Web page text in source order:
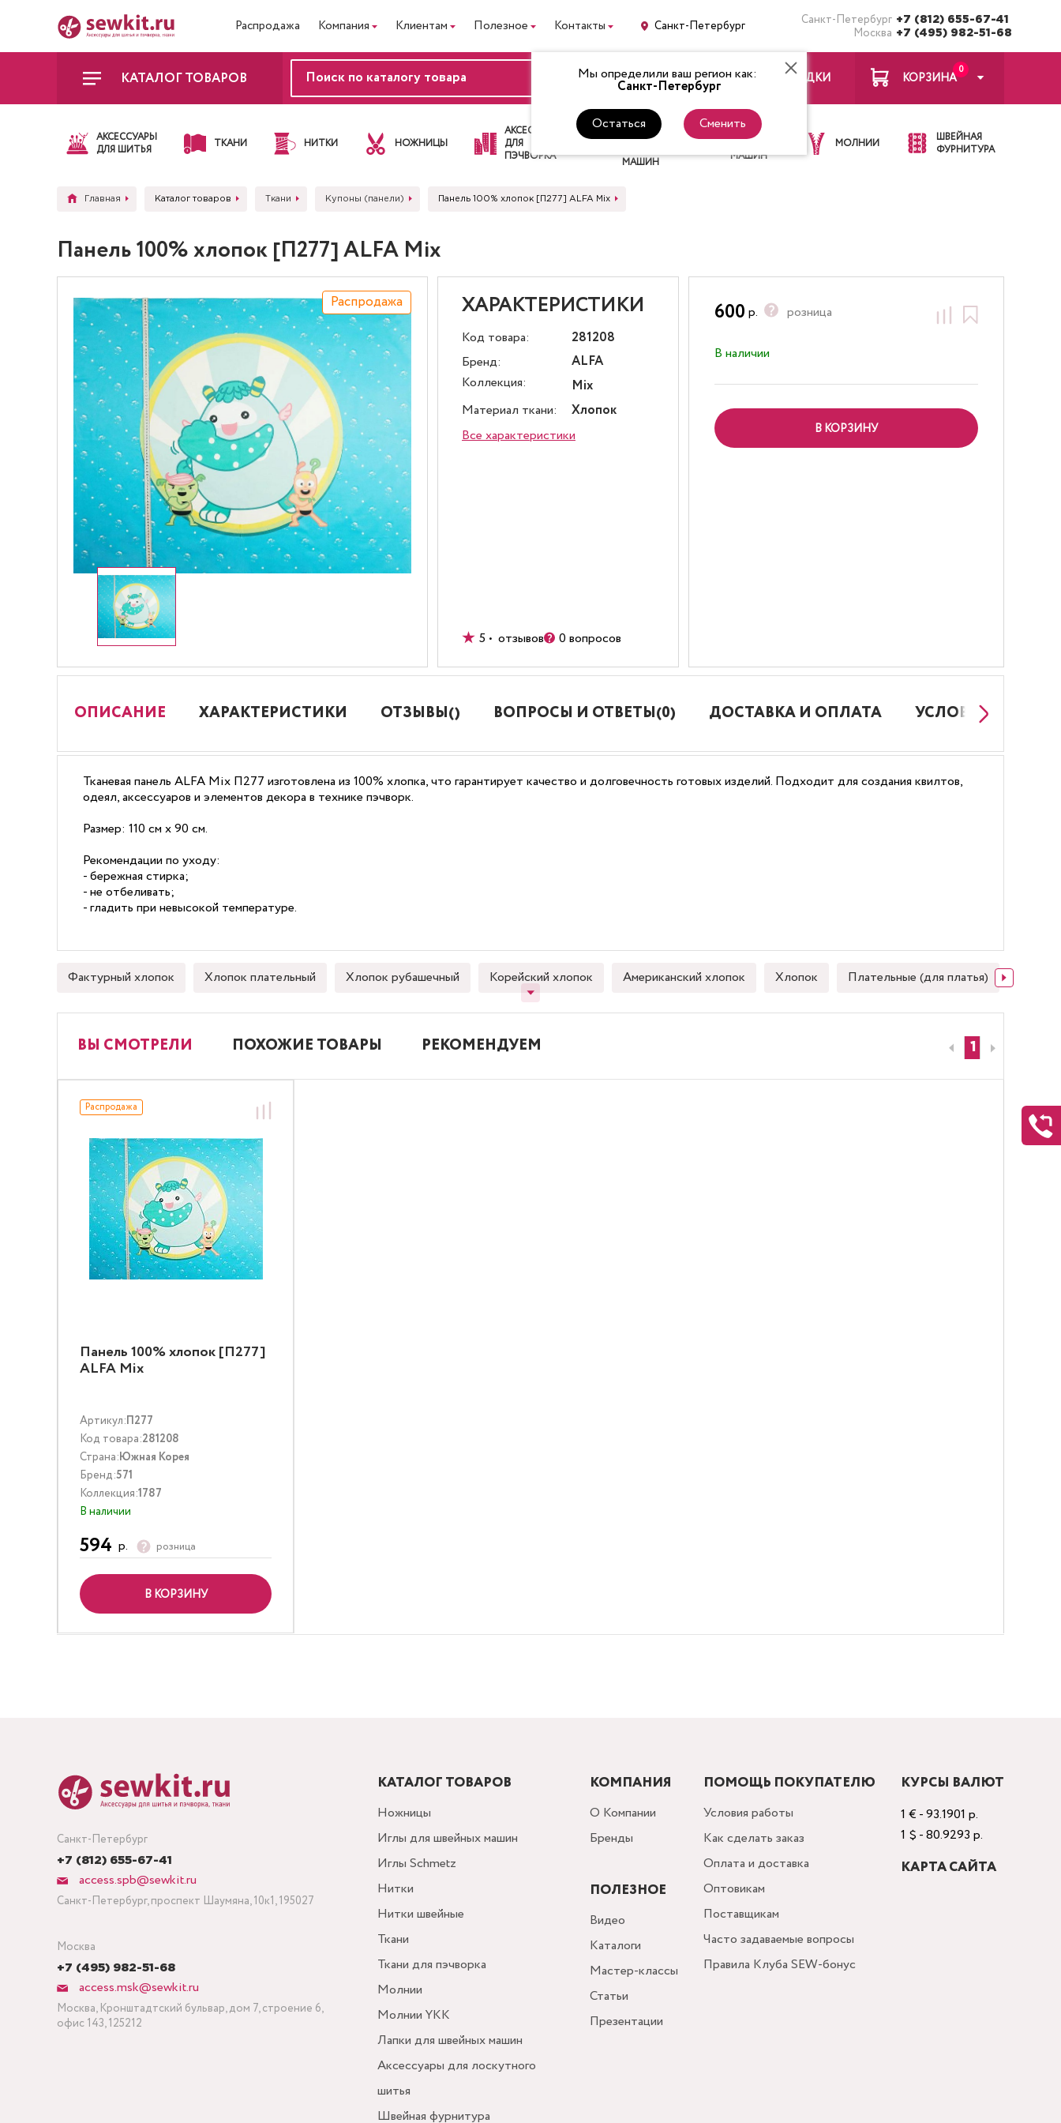
Распродажа Компания Клиентам Полезное Контакты Санкт-Петербург Санкт-Петербург +7 (812) 655-67-41
Москва +7 (495) 982-51-68
Мы определили ваш регион как:
Санкт-Петербург
Остаться Сменить
КАТАЛОГ ТОВАРОВ ВХОД ЗАКЛАДКИ
0
КОРЗИНА
АКСЕССУАРЫ
ДЛЯ ШИТЬЯ
ТКАНИ НИТКИ НОЖНИЦЫ
АКСЕССУАРЫ
ДЛЯ
ПЭЧВОРКА
ЛАПКИ
ДЛЯ
МАШИН
ИГЛЫ ДЛЯ
ШВЕЙНЫХ
МАШИН
МОЛНИИ
ШВЕЙНАЯ
ФУРНИТУРА
Главная Каталог товаров Ткани Купоны (панели) Панель 100% хлопок [П277] ALFA Mix
Панель 100% хлопок [П277] ALFA Mix
Распродажа ХАРАКТЕРИСТИКИ
Код товара:
281208
Бренд:
ALFA
Коллекция:
Mix
Материал ткани:
Хлопок
Все характеристики
5 • отзывов 0 вопросов
600 р. розница
В наличии
В КОРЗИНУ
ОПИСАНИЕ ХАРАКТЕРИСТИКИ ОТЗЫВЫ() ВОПРОСЫ И ОТВЕТЫ(0) ДОСТАВКА И ОПЛАТА УСЛОВИЯ РАБОТЫ
Тканевая панель ALFA Mix П277 изготовлена из 100% хлопка, что гарантирует качество и долговечность готовых изделий. Подходит для создания квилтов,
одеял, аксессуаров и элементов декора в технике пэчворк.
Размер: 110 см х 90 см.
Рекомендации по уходу:
- бережная стирка;
- не отбеливать;
- гладить при невысокой температуре.
Фактурный хлопок Хлопок плательный Хлопок рубашечный Корейский хлопок Американский хлопок Хлопок Плательные (для платья)
ВЫ СМОТРЕЛИ ПОХОЖИЕ ТОВАРЫ РЕКОМЕНДУЕМ
Распродажа
Панель 100% хлопок [П277]
ALFA Mix
Артикул:П277
Код товара:281208
Страна:Южная Корея
Бренд:571
Коллекция:1787
В наличии
594 р. розница
В КОРЗИНУ
1
Санкт-Петербург
+7 (812) 655-67-41
access.spb@sewkit.ru
Санкт-Петербург, проспект Шаумяна, 10к1, 195027
Москва
+7 (495) 982-51-68
access.msk@sewkit.ru
Москва, Кронштадтский бульвар, дом 7, строение 6,
офис 143, 125212
КАТАЛОГ ТОВАРОВ
Ножницы
Иглы для швейных машин
Иглы Schmetz
Нитки
Нитки швейные
Ткани
Ткани для пэчворка
Молнии
Молнии YKK
Лапки для швейных машин
Аксессуары для лоскутного
шитья
Швейная фурнитура
КОМПАНИЯ
О Компании
Бренды
ПОЛЕЗНОЕ
Видео
Каталоги
Мастер-классы
Статьи
Презентации
ПОМОЩЬ ПОКУПАТЕЛЮ
Условия работы
Как сделать заказ
Оплата и доставка
Оптовикам
Поставщикам
Часто задаваемые вопросы
Правила Клуба SEW-бонус
КУРСЫ ВАЛЮТ
1 € - 93.1901 р.
1 $ - 80.9293 р.
КАРТА САЙТА